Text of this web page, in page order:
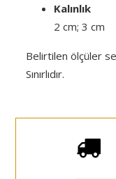
Kalınlık
2 cm; 3 cm
Belirtilen ölçüler
Sınırlıdır.